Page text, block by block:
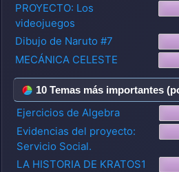
PROYECTO: Los
videojuegos
Dibujo de Naruto #7
MECÁNICA CELESTE
10 Temas más importantes
Ejercicios de Algebra
Evidencias del proyecto:
Servicio Social.
LA HISTORIA DE KRATOS1